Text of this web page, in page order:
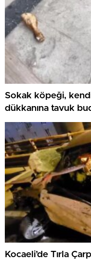
Sokak köpeği,
dükkanına tavuk
Kocaeli’de Tırla